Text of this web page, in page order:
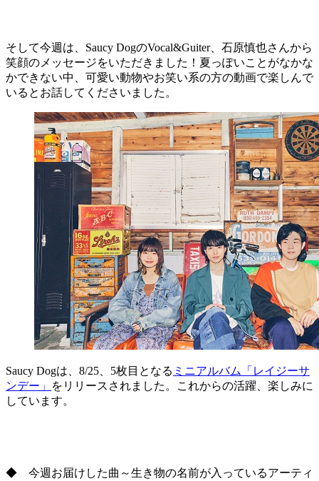
そして今週は、Saucy DogのVocal&Guiter、石原慎也さんから
笑顔のメッセージをいただきました！夏っぽいことがなかな
かできない中、可愛い動物やお笑い系の方の動画で楽しんで
いるとお話してくださいました。
Saucy Dogは、8/25、5枚目となる ミニアルバム「レイジーサ
ンデー」
をリリースされました。これからの活躍、楽しみに
しています。
◆ 今週お届けした曲～生き物の名前が入っているアーティ